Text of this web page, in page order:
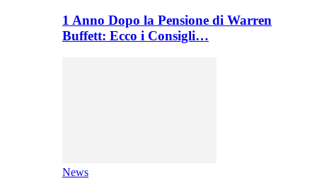
1 Anno Dopo la Pensione di Warren
Buffett: Ecco i Consigli…
News